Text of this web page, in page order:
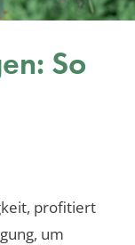
So
profitiert
um